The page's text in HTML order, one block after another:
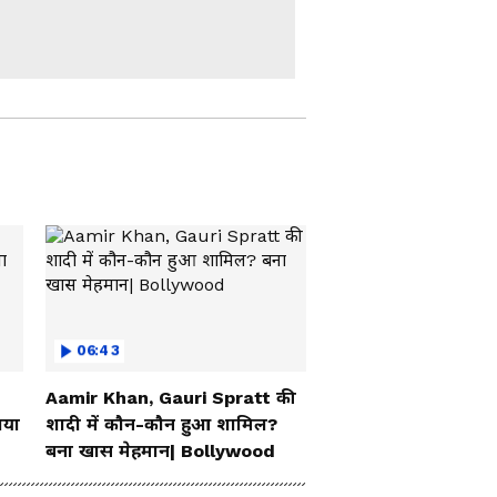
Abhishek Banerjee के
घर के बाहर क्या बोले लोग?
West Bengal Election
भयानक बवाल, शुभेंदु
SCO रक्षा मंत्रियों के सामने
Rajnath Singh ने बताया
भारत का एजेंडा, अमेरिका
को लिया आड़े हाथों...
06:43
Aamir Khan, Gauri Spratt की
शादी में कौन-कौन हुआ शामिल?
बना खास मेहमान| Bollywood